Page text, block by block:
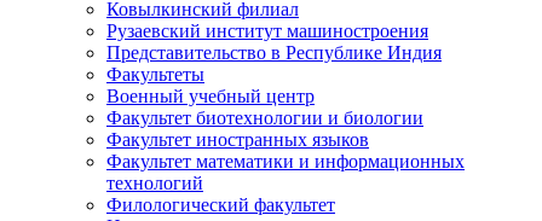
Ковылкинский филиал
Рузаевский институт машиностроения
Представительство в Республике Индия
Факультеты
Военный учебный центр
Факультет биотехнологии и биологии
Факультет иностранных языков
Факультет математики и информационных
технологий
Филологический факультет